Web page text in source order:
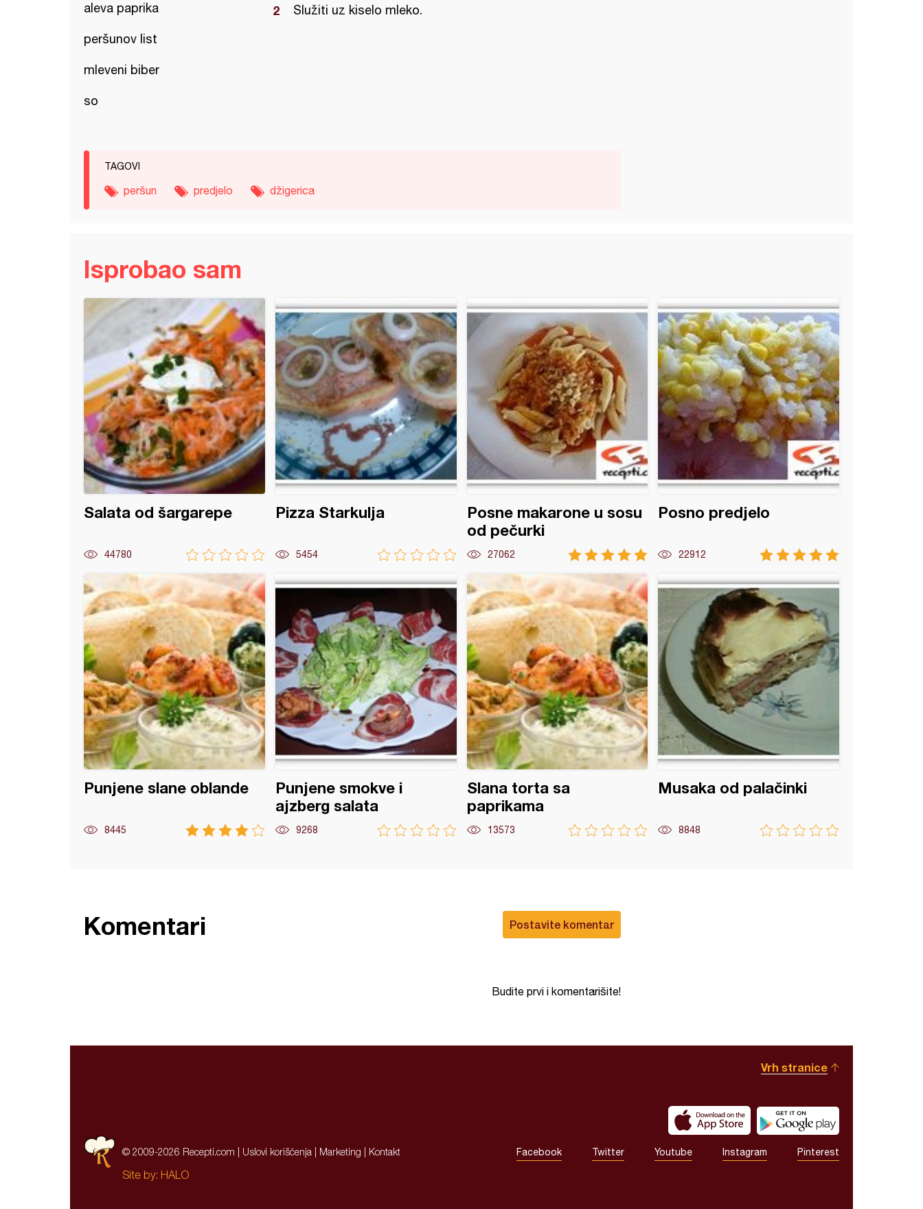
aleva paprika
peršunov list
mleveni biber
so
Služiti uz kiselo mleko.
TAGOVI
peršun predjelo džigerica
Isprobao sam
Salata od šargarepe
44780
Pizza Starkulja
5454
Posne makarone u sosu
od pečurki
27062
Posno predjelo
22912
Punjene slane oblande
8445
Punjene smokve i
ajzberg salata
9268
Slana torta sa
paprikama
13573
Musaka od palačinki
8848
Postavite komentar
Komentari
Budite prvi i komentarišite!
Vrh stranice
© 2009-2026 Recepti.com | Uslovi korišćenja Marketing Kontakt Facebook Twitter Youtube Instagram Pinterest
Site by: HALO